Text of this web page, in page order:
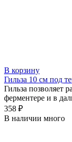
В корзину
Гильза 10 см под
Гильза позволяет
ферментере и в
358 ₽
В наличии много